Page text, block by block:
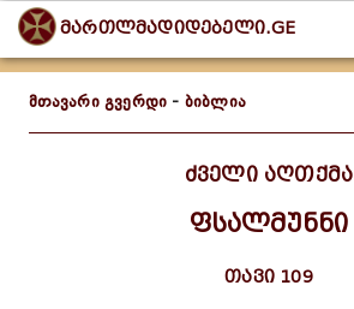
მართლმადიდებელი.GE
მთავარი გვერდი - ბიბლია
ძველი აღთქმა
ფსალმუნნი
თავი 109